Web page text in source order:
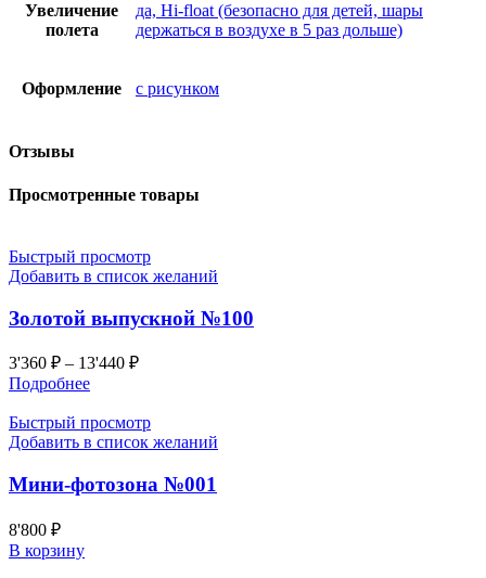
Увеличение
полета
да, Hi-float (безопасно для детей, шары
держаться в воздухе в 5 раз дольше)
Оформление с рисунком
Отзывы
Просмотренные товары
Быстрый просмотр
Добавить в список желаний
Золотой выпускной №100
3'360 ₽ – 13'440 ₽
Подробнее
Быстрый просмотр
Добавить в список желаний
Мини-фотозона №001
8'800 ₽
В корзину